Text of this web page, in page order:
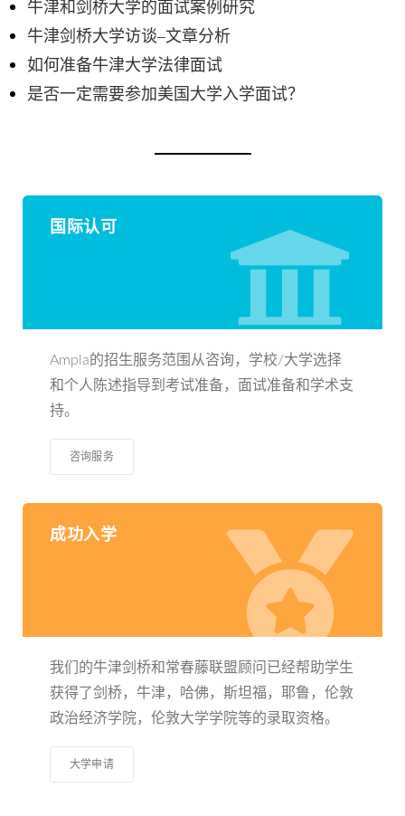
牛津和剑桥大学的面试案例研究
牛津剑桥大学访谈–文章分析
如何准备牛津大学法律面试
是否一定需要参加美国大学入学面试？
国际认可
Ampla的招生服务范围从咨询，学校/大学选择
和个人陈述指导到考试准备，面试准备和学术支
持。
咨询服务
成功入学
我们的牛津剑桥和常春藤联盟顾问已经帮助学生
获得了剑桥，牛津，哈佛，斯坦福，耶鲁，伦敦
政治经济学院，伦敦大学学院等的录取资格。
大学申请